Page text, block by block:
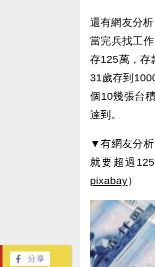
還有網友分
當完兵找工
存125萬，存
31歲存到
個10幾張台
達到。
▼有網友分析
就要超過
pixabay）